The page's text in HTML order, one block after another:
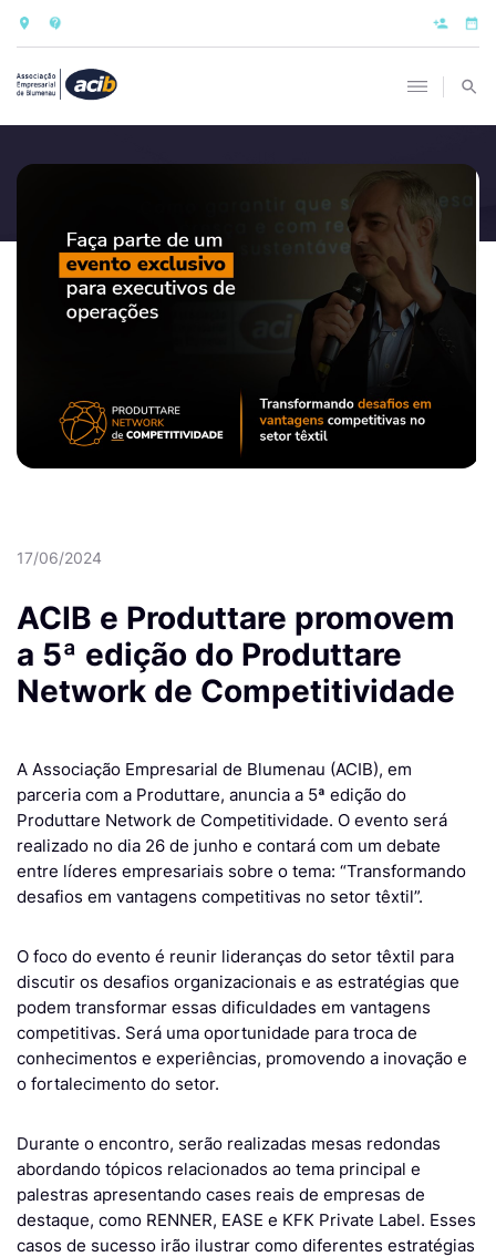
17/06/2024
ACIB e Produttare promovem
a 5ª edição do Produttare
Network de Competitividade
A Associação Empresarial de Blumenau (ACIB), em
parceria com a Produttare, anuncia a 5ª edição do
Produttare Network de Competitividade. O evento será
realizado no dia 26 de junho e contará com um debate
entre líderes empresariais sobre o tema: “Transformando
desafios em vantagens competitivas no setor têxtil”.
O foco do evento é reunir lideranças do setor têxtil para
discutir os desafios organizacionais e as estratégias que
podem transformar essas dificuldades em vantagens
competitivas. Será uma oportunidade para troca de
conhecimentos e experiências, promovendo a inovação e
o fortalecimento do setor.
Durante o encontro, serão realizadas mesas redondas
abordando tópicos relacionados ao tema principal e
palestras apresentando cases reais de empresas de
destaque, como RENNER, EASE e KFK Private Label. Esses
casos de sucesso irão ilustrar como diferentes estratégias